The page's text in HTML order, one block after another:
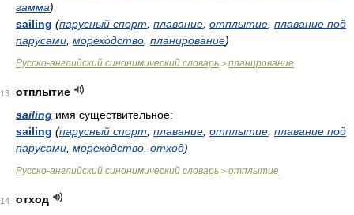
гамма)
sailing (парусный спорт плавание отплытие плавание под
парусами мореходство планирование)
Русско-английский синонимический словарь > планирование
13
отплытие
sailing имя существительное:
sailing (парусный спорт плавание отплытие плавание под
парусами мореходство отход)
Русско-английский синонимический словарь > отплытие
14
отход